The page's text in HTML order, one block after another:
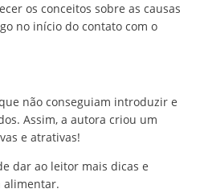
os conceitos sobre as causas
no início do contato com o
não conseguiam introduzir e
Assim, a autora criou um
e atrativas!
dar ao leitor mais dicas e
alimentar.